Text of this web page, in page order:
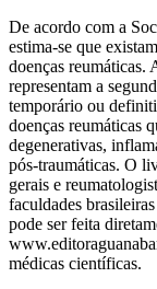
De acordo com a
estima-se que
doenças reumáticas.
representam a
temporário ou
doenças reumáticas
degenerativas,
pós-traumáticas. O
gerais e
faculdades
pode ser feita
médicas científicas.